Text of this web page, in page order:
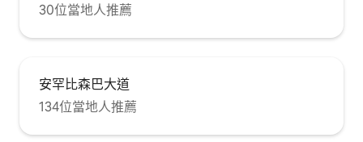
30位當地人推薦
安罕比森巴大道
134位當地人推薦